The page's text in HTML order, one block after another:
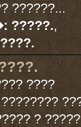
??????...
?????.,
????
? ?????